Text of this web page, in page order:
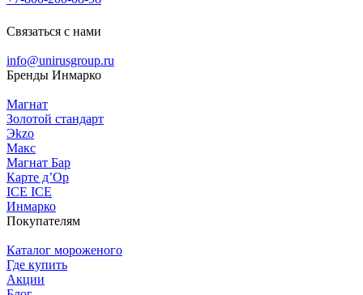
Связаться с нами
info@unirusgroup.ru
Бренды Инмарко
Магнат
Золотой стандарт
Эkzо
Макс
Магнат Бар
Карте д’Ор
ICE ICE
Инмарко
Покупателям
Каталог мороженого
Где купить
Акции